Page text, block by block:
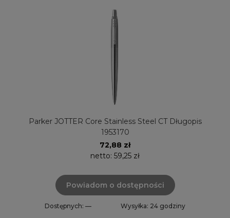
Parker JOTTER Core Stainless Steel CT Długopis
1953170
72,88 zł
netto: 59,25 zł
Powiadom o dostępności
Dostępnych: — Wysyłka: 24 godziny